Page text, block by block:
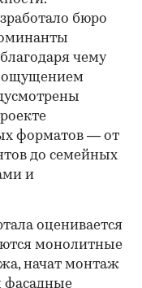
бюро
чему
ощущением
форматов — от
до семейных
и
оценивается
монолитные
начат монтаж
фасадные